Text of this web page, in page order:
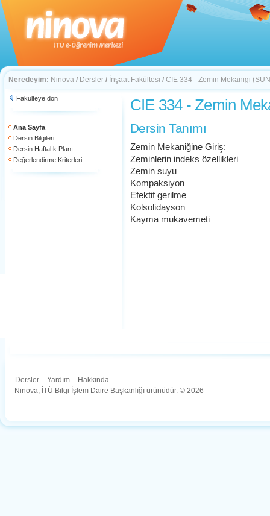
Neredeyim: Ninova / Dersler / İnşaat Fakültesi / CIE 334 - Zemin Mekanigi
Fakülteye dön
Ana Sayfa
Dersin Bilgileri
Dersin Haftalık Planı
Değerlendirme Kriterleri
CIE 334 - Zemin
Dersin Tanımı
Zemin Mekaniğine Giriş:
Zeminlerin indeks özellikleri
Zemin suyu
Kompaksiyon
Efektif gerilme
Kolsolidayson
Kayma mukavemeti
Dersler . Yardım . Hakkında
Ninova, İTÜ Bilgi İşlem Daire Başkanlığı ürünüdür. © 2026